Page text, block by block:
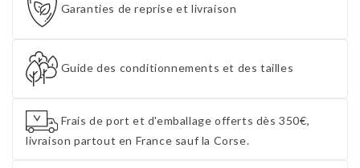
Garanties de reprise et livraison
Guide des conditionnements et des tailles
Frais de port et d'emballage offerts dès 350€,
livraison partout en France sauf la Corse.